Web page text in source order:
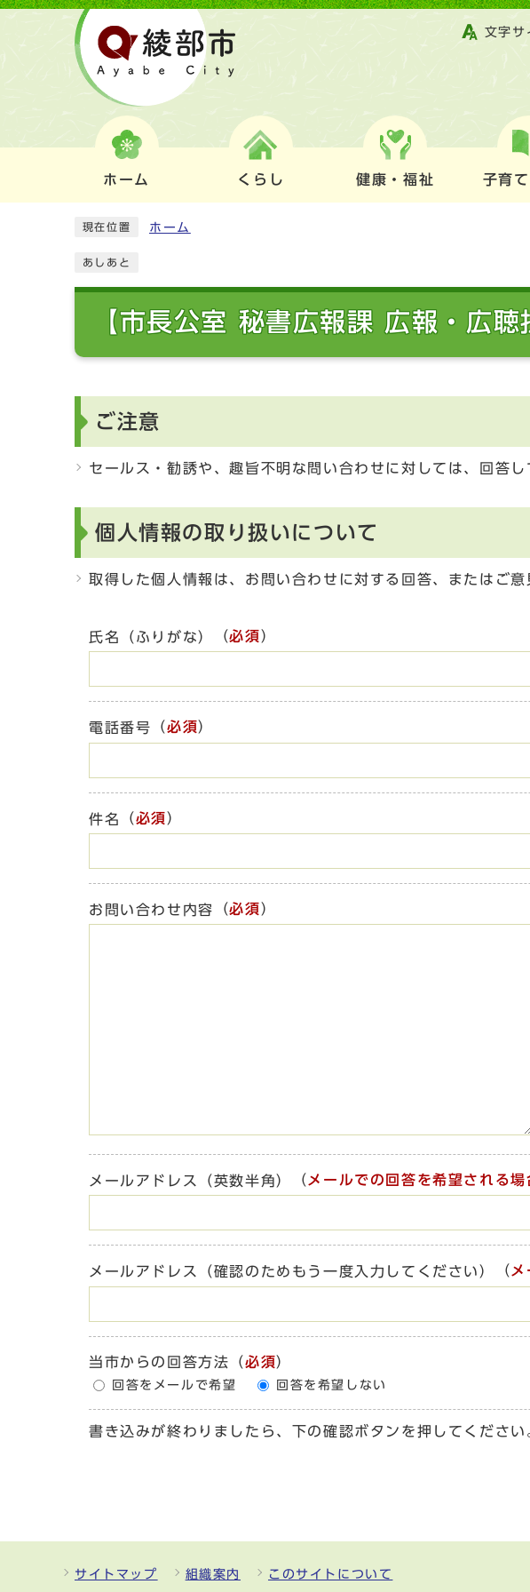
文字サ
ホーム くらし 健康・福祉 子育
現在位置 ホーム
あしあと
【市長公室 秘書広報課 広報・広
ご注意
セールス・勧誘や、趣旨不明な問い合わせに対しては、回答し
個人情報の取り扱いについて
取得した個人情報は、お問い合わせに対する回答、またはご
氏名（ふりがな） （必須）
電話番号 （必須）
件名 （必須）
お問い合わせ内容 （必須）
メールアドレス（英数半角） （ メールでの回答を希望される
メールアドレス（確認のためもう一度入力してください） （
当市からの回答方法 （必須）
回答をメールで希望 回答を希望しない
書き込みが終わりましたら、下の確認ボタンを押してください
サイトマップ 組織案内
このサイトについて